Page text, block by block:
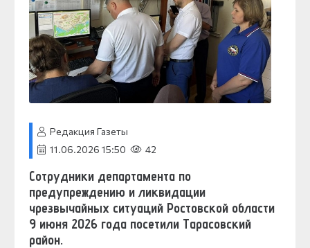
Редакция Газеты
11.06.2026 15:50
42
Сотрудники департамента по
предупреждению и ликвидации
чрезвычайных ситуаций Ростовской области
9 июня 2026 года посетили Тарасовский
район.